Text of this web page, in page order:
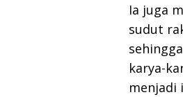
Ia juga
sudut
karya-
menjadi